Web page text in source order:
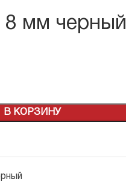
8 мм черный
В КОРЗИНУ